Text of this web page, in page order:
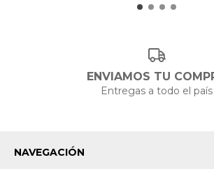
ENVIAMOS TU
Entregas a todo el país
NAVEGACIÓN